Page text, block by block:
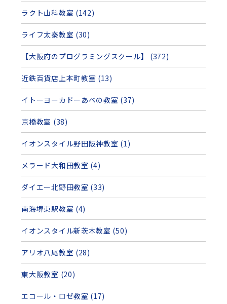
ラクト山科教室 (142)
ライフ太秦教室 (30)
【大阪府のプログラミングスクール】 (372)
近鉄百貨店上本町教室 (13)
イトーヨーカドーあべの教室 (37)
京橋教室 (38)
イオンスタイル野田阪神教室 (1)
メラード大和田教室 (4)
ダイエー北野田教室 (33)
南海堺東駅教室 (4)
イオンスタイル新茨木教室 (50)
アリオ八尾教室 (28)
東大阪教室 (20)
エコール・ロゼ教室 (17)